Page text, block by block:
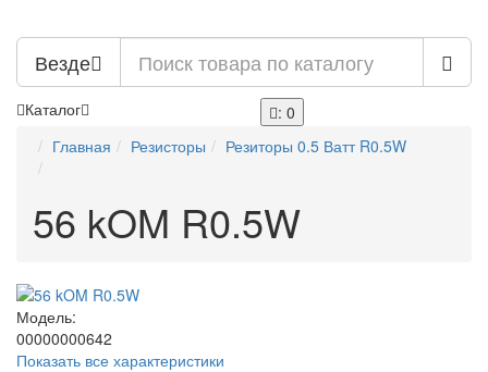
Везде
Каталог
: 0
Главная
Резисторы Резиторы 0.5 Ватт R0.5W
56 kOM R0.5W
Модель:
00000000642
Показать все характеристики